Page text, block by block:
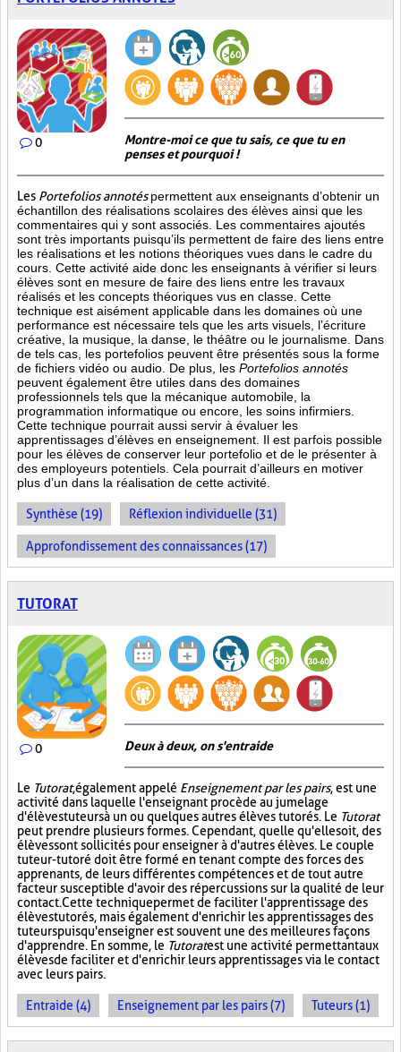
0
Montre-moi ce que tu sais, ce que tu en
penses et pourquoi !
Les Portefolios annotés permettent aux enseignants d’obtenir un
échantillon des réalisations scolaires des élèves ainsi que les
commentaires qui y sont associés. Les commentaires ajoutés
sont très importants puisqu’ils permettent de faire des liens entre
les réalisations et les notions théoriques vues dans le cadre du
cours. Cette activité aide donc les enseignants à vérifier si leurs
élèves sont en mesure de faire des liens entre les travaux
réalisés et les concepts théoriques vus en classe. Cette
technique est aisément applicable dans les domaines où une
performance est nécessaire tels que les arts visuels, l’écriture
créative, la musique, la danse, le théâtre ou le journalisme. Dans
de tels cas, les portefolios peuvent être présentés sous la forme
de fichiers vidéo ou audio. De plus, les Portefolios annotés
peuvent également être utiles dans des domaines
professionnels tels que la mécanique automobile, la
programmation informatique ou encore, les soins infirmiers.
Cette technique pourrait aussi servir à évaluer les
apprentissages d’élèves en enseignement. Il est parfois possible
pour les élèves de conserver leur portefolio et de le présenter à
des employeurs potentiels. Cela pourrait d’ailleurs en motiver
plus d’un dans la réalisation de cette activité.
Synthèse (19) Réflexion individuelle (31)
Approfondissement des connaissances (17)
TUTORAT
0 Deux à deux, on s'entraide
Le Tutorat, également appelé Enseignement par les pairs, est une
activité dans laquelle l'enseignant procède au jumelage
d'élèves tuteurs à un ou quelques autres élèves tutorés. Le Tutorat
peut prendre plusieurs formes. Cependant, quelle qu'elle soit, des
élèves sont sollicités pour enseigner à d'autres élèves. Le couple
tuteur-tutoré doit être formé en tenant compte des forces des
apprenants, de leurs différentes compétences et de tout autre
facteur susceptible d'avoir des répercussions sur la qualité de leur
contact. Cette technique permet de faciliter l'apprentissage des
élèves tutorés, mais également d'enrichir les apprentissages des
tuteurs puisqu'enseigner est souvent une des meilleures façons
d'apprendre. En somme, le Tutoratest une activité permettant aux
élèves de faciliter et d'enrichir leurs apprentissages via le contact
avec leurs pairs.
Entraide (4) Enseignement par les pairs (7) Tuteurs (1)